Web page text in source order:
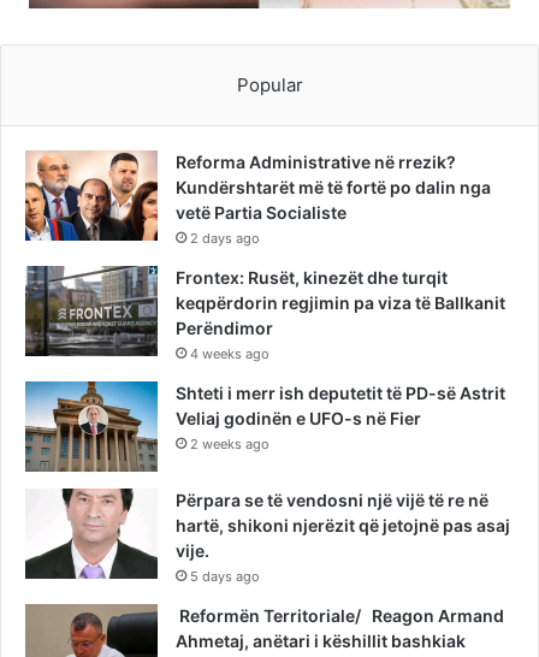
Popular
Reforma Administrative në rrezik?
Kundërshtarët më të fortë po dalin nga
vetë Partia Socialiste
2 days ago
Frontex: Rusët, kinezët dhe turqit
keqpërdorin regjimin pa viza të Ballkanit
Perëndimor
4 weeks ago
Shteti i merr ish deputetit të PD-së Astrit
Veliaj godinën e UFO-s në Fier
2 weeks ago
Përpara se të vendosni një vijë të re në
hartë, shikoni njerëzit që jetojnë pas asaj
vije.
5 days ago
Reformën Territoriale/ Reagon Armand
Ahmetaj, anëtari i këshillit bashkiak